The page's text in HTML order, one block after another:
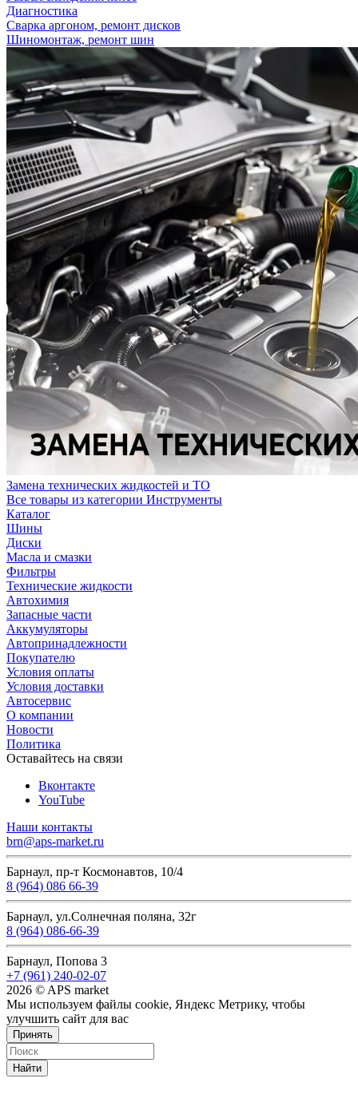
Диагностика
Сварка аргоном, ремонт дисков
Шиномонтаж, ремонт шин
Замена технических жидкостей и ТО
Все товары из категории Инструменты
Каталог
Шины
Диски
Масла и смазки
Фильтры
Технические жидкости
Автохимия
Запасные части
Аккумуляторы
Автопринадлежности
Покупателю
Условия оплаты
Условия доставки
Автосервис
О компании
Новости
Политика
Оставайтесь на связи
Вконтакте
YouTube
Наши контакты
brn@aps-market.ru
Барнаул, пр-т Космонавтов, 10/4
8 (964) 086 66-39
Барнаул, ул.Солнечная поляна, 32г
8 (964) 086-66-39
Барнаул, Попова 3
+7 (961) 240-02-07
2026 © APS market
Мы используем файлы cookie, Яндекс Метрику, чтобы
улучшить сайт для вас
Принять
Найти